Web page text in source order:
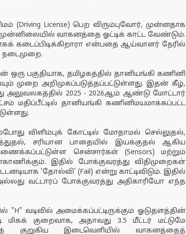
(Driving License) பெற விரும்புவோர், முன்னதாக
வாகனத்தை ஓட்டிக் காட்ட வேண்டும்.
கடைப்பிடிக்கிறாரா என்பதை ஆய்வாளர் நேரில்
நடைமுறை.
ஒரு பகுதியாக, தமிழகத்தில் தானியங்கி கணினி
முறை அறிமுகப்படுத்தப்பட்டுள்ளது. இதன் கீழ்,
அலுவலகத்தில் 2025 - 2026ஆம் ஆண்டு மோட்டார்
மதிப்பீட்டில் தானியங்கி கணினிமயமாக்கப்பட்ட
விளிம்புக் கோட்டில் மோதாமல் செல்லுதல்,
சரியான பாதையில் இயக்குதல் ஆகிய
சென்சார்கள் (Sensors) மற்றும்
இதில் போக்குவரத்து விதிமுறைகள்
'தோல்வி' (Fail) என்று காட்டிவிடும். இதில்
வட்டாரப் போக்குவரத்து அதிகாரியோ எந்த
"H" வடிவில் அமைக்கப்பட்டிருக்கும் ஓடுதளத்தின்
மிகக் குறைவாக, அதாவது 3.5 மீட்டர் மட்டுமே
குறுகிய இடைவெளியில் வாகனத்தைத்